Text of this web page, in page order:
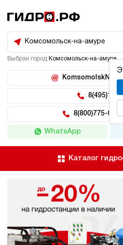
Комсомольск-на-амуре
Выбран город Комсомольск-на-амуре
8(800)775-04-
WhatsApp
Каталог